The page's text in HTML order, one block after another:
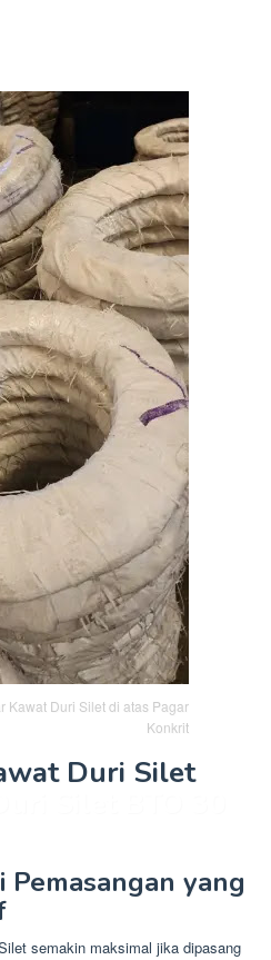
Kawat Duri Silet di atas Pagar
Konkrit
Duri Silet
Pemasangan yang
semakin maksimal jika dipasang